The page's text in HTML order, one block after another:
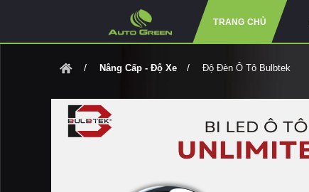
TRANG CHỦ
Nâng Cấp - Độ Xe Độ Đèn Ô Tô Bulbtek